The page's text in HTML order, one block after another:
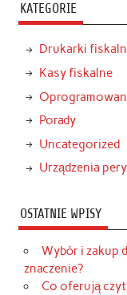
KATEGORIE
Drukarki
Kasy fiskalne
Porady
Uncategorized
Urządzenia
OSTATNIE WPISY
Wybór i zakup
znaczenie?
Co oferują